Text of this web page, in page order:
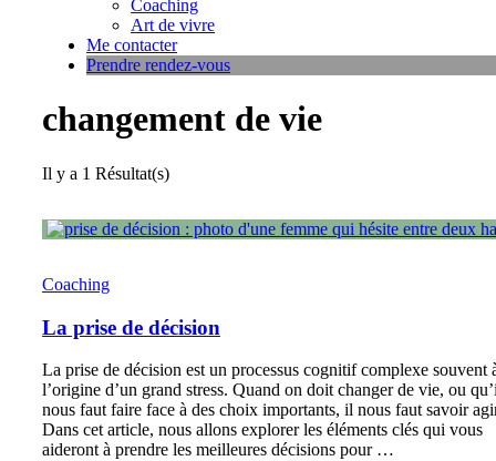
Coaching
Art de vivre
Me contacter
Prendre rendez-vous
changement de vie
Il y a 1 Résultat(s)
Coaching
La prise de décision
La prise de décision est un processus cognitif complexe souvent
l’origine d’un grand stress. Quand on doit changer de vie, ou
nous faut faire face à des choix importants, il nous faut savoir
Dans cet article, nous allons explorer les éléments clés qui vous
aideront à prendre les meilleures décisions pour …